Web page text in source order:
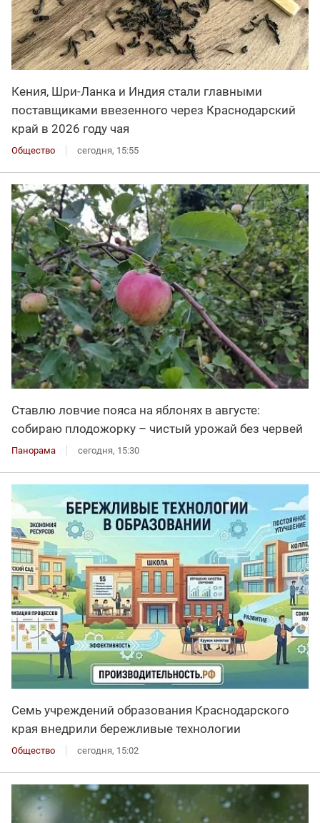
Кения, Шри-Ланка и Индия стали главными
поставщиками ввезенного через Краснодарский
край в 2026 году чая
Общество сегодня, 15:55
Ставлю ловчие пояса на яблонях в августе:
собираю плодожорку – чистый урожай без червей
Панорама сегодня, 15:30
Семь учреждений образования Краснодарского
края внедрили бережливые технологии
Общество сегодня, 15:02